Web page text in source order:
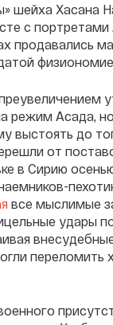
шейха Хасана
с портретами
продавались
режим Асада,
выстоять до
от
в Сирию
все мыслимые
удары
переломить